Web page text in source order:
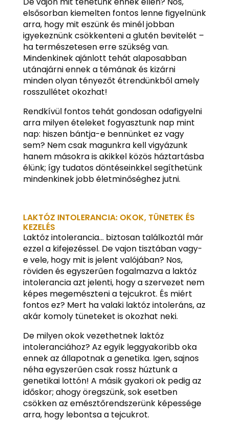
elsősorban kiemelten fontos lenne figyelnünk
arra, hogy mit eszünk és minél jobban
igyekeznünk csökkenteni a glutén bevitelét –
ha természetesen erre szükség van.
Mindenkinek ajánlott tehát alaposabban
utánajárni ennek a témának és kizárni
minden olyan tényezőt étrendünkből amely
rosszullétet okozhat!
Rendkívül fontos tehát gondosan odafigyelni
arra milyen ételeket fogyasztunk nap mint
nap: hiszen bántja-e bennünket ez vagy
sem? Nem csak magunkra kell vigyázunk
hanem másokra is akikkel közös háztartásba
élünk; így tudatos döntéseinkkel segíthetünk
mindenkinek jobb életminőséghez jutni.
LAKTÓZ INTOLERANCIA: OKOK, TÜNETEK ÉS
KEZELÉS
Laktóz intolerancia… biztosan találkoztál már
ezzel a kifejezéssel. De vajon tisztában vagy-
e vele, hogy mit is jelent valójában? Nos,
röviden és egyszerűen fogalmazva a laktóz
intolerancia azt jelenti, hogy a szervezet nem
képes megemészteni a tejcukrot. És miért
fontos ez? Mert ha valaki laktóz intoleráns, az
akár komoly tüneteket is okozhat neki.
De milyen okok vezethetnek laktóz
intoleranciához? Az egyik leggyakoribb oka
ennek az állapotnak a genetika. Igen, sajnos
néha egyszerűen csak rossz húztunk a
genetikai lottón! A másik gyakori ok pedig az
időskor; ahogy öregszünk, sok esetben
csökken az emésztőrendszerünk képessége
arra, hogy lebontsa a tejcukrot.